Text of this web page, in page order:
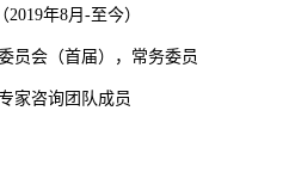
2019年8月 -至今）
员会（首届），常务委员
家咨询团队成员